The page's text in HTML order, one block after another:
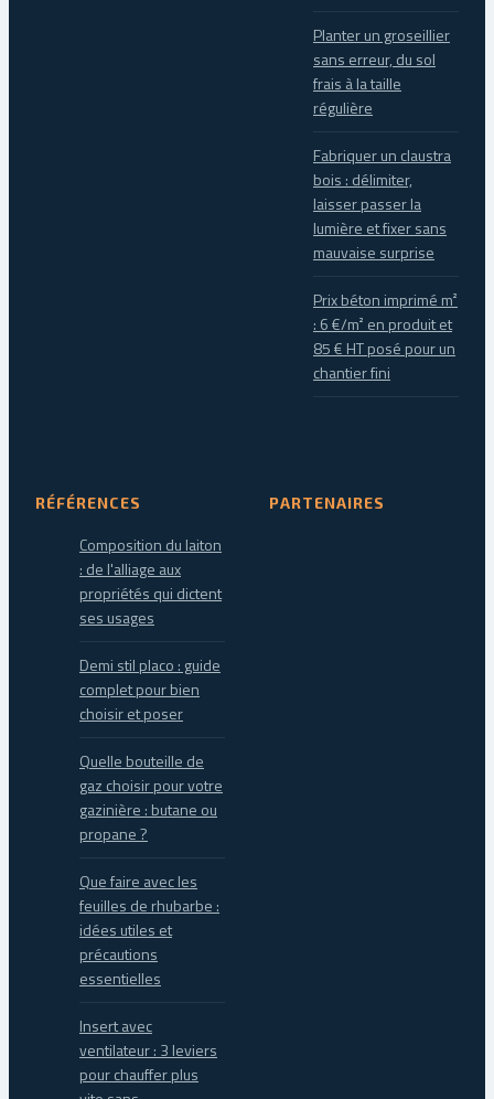
Planter un groseillier
sans erreur, du sol
frais à la taille
régulière
Fabriquer un claustra
bois : délimiter,
laisser passer la
lumière et fixer sans
mauvaise surprise
Prix béton imprimé m²
: 6 €/m² en produit et
85 € HT posé pour un
chantier fini
RÉFÉRENCES
Composition du laiton
: de l'alliage aux
propriétés qui dictent
ses usages
Demi stil placo : guide
complet pour bien
choisir et poser
Quelle bouteille de
gaz choisir pour votre
gazinière : butane ou
propane ?
Que faire avec les
feuilles de rhubarbe :
idées utiles et
précautions
essentielles
Insert avec
ventilateur : 3 leviers
pour chauffer plus
PARTENAIRES